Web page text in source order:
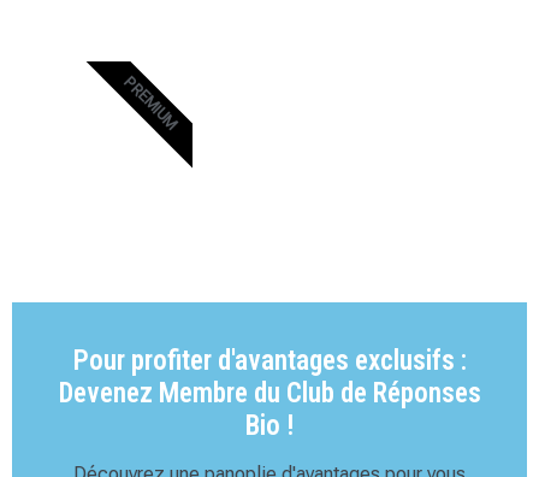
Pour profiter d'avantages exclusifs :
Devenez Membre du Club de Réponses
Bio !
PREMIUM